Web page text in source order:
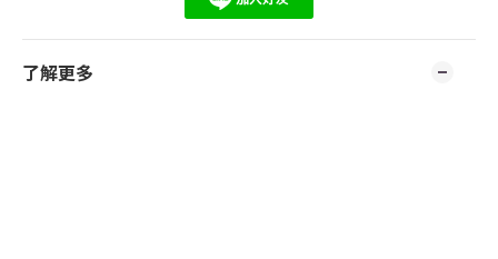
了解更多